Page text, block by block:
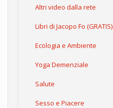
Altri video dalla rete
Libri di Jacopo Fo (GRATIS)
Ecologia e Ambiente
Yoga Demenziale
Salute
Sesso e Piacere